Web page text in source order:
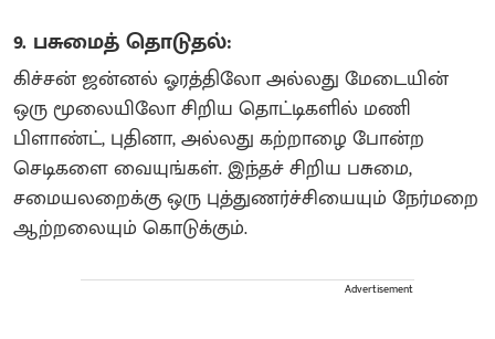
9. பசுமைத் தொடுதல்:
கிச்சன் ஜன்னல் ஓரத்திலோ அல்லது மேடையின்
ஒரு மூலையிலோ சிறிய தொட்டிகளில் மணி
பிளாண்ட், புதினா, அல்லது கற்றாழை போன்ற
செடிகளை வையுங்கள். இந்தச் சிறிய பசுமை,
சமையலறைக்கு ஒரு புத்துணர்ச்சியையும் நேர்மறை
ஆற்றலையும் கொடுக்கும்.
Advertisement